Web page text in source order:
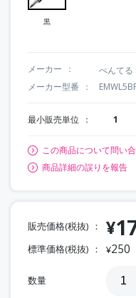
黒
メーカー ぺんてる
メーカー型番
最小販売単位 1
この商品について問い
商品詳細の誤りを報告
販売価格(税抜) ¥
標準価格(税抜) ¥250
数量